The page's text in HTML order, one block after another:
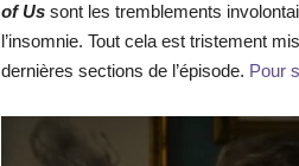
of Us sont les tremblements
l’insomnie. Tout cela est tristement
dernières sections de l’épisode. Pour